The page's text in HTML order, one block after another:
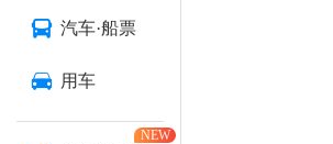
汽车·船票
用车
NEW